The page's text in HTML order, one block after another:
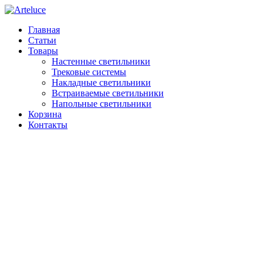
Главная
Статьи
Товары
Настенные светильники
Трековые системы
Накладные светильники
Встраиваемые светильники
Напольные светильники
Корзина
Контакты